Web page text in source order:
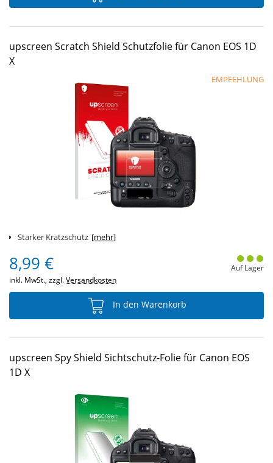
upscreen Scratch Shield Schutzfolie für Canon EOS 1D
X
EMPFEHLUNG
Starker Kratzschutz [mehr]
8,99 €
inkl. MwSt., zzgl.Versandkosten
Auf Lager
In den Warenkorb
upscreen Spy Shield Sichtschutz-Folie für Canon EOS
1D X